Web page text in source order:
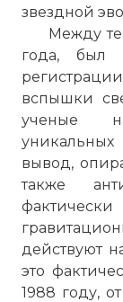
звездной
Между
года, был
вспышки
ученые
вывод,
также
действуют
это
1988 году,